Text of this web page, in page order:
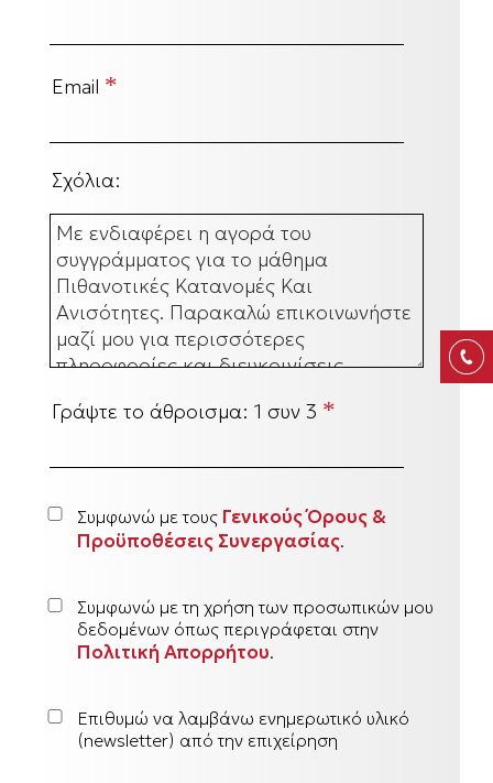
Email *
Σχόλια:
Γράψτε το άθροισμα: 1 συν 3 *
Συμφωνώ με τους Γενικούς Όρους &
Προϋποθέσεις Συνεργασίας.
Συμφωνώ με τη χρήση των προσωπικών μου
δεδομένων όπως περιγράφεται στην
Πολιτική Απορρήτου.
Επιθυμώ να λαμβάνω ενημερωτικό υλικό
(newsletter) από την επιχείρηση